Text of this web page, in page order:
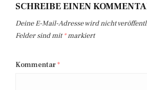
SCHREIBE EINEN
Deine E-Mail-Adresse wird nicht
Felder sind mit*markiert
Kommentar*